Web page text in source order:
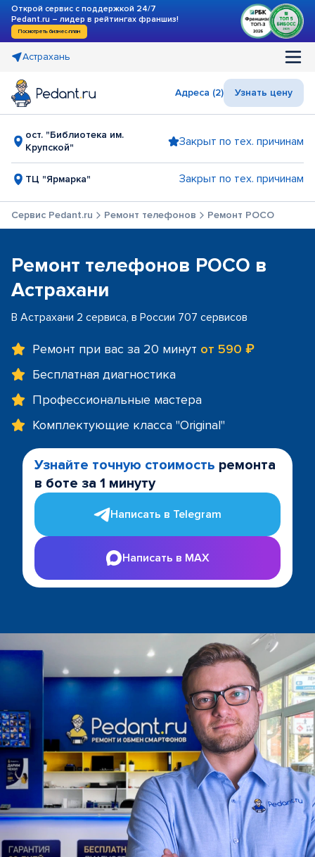
Открой сервис с поддержкой 24/7
Pedant.ru – лидер в рейтингах франшиз!
Посмотреть бизнес-план
Астрахань
Адреса (2) Узнать цену
ост. "Библиотека им.
Крупской"
Закрыт по тех. причинам
ТЦ "Ярмарка" Закрыт по тех. причинам
Сервис Pedant.ru Ремонт телефонов Ремонт POCO
Ремонт телефонов POCO в
Астрахани
В Астрахани 2 сервиса, в России 707 сервисов
Ремонт при вас за 20 минут от 590 ₽
Бесплатная диагностика
Профессиональные мастера
Комплектующие класса "Original"
Узнайте точную стоимость ремонта
в боте за 1 минуту
Написать в Telegram
Написать в MAX